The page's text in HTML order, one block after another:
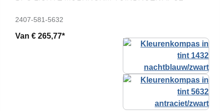
2407-581-5632
Van € 265,77*